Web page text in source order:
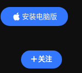
安装电脑版
内容更精彩
关注